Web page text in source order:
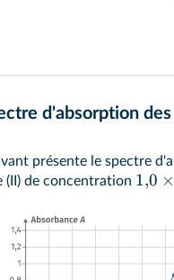
d'absorption
présente le spectre
(II) de concentration 1,0 ×